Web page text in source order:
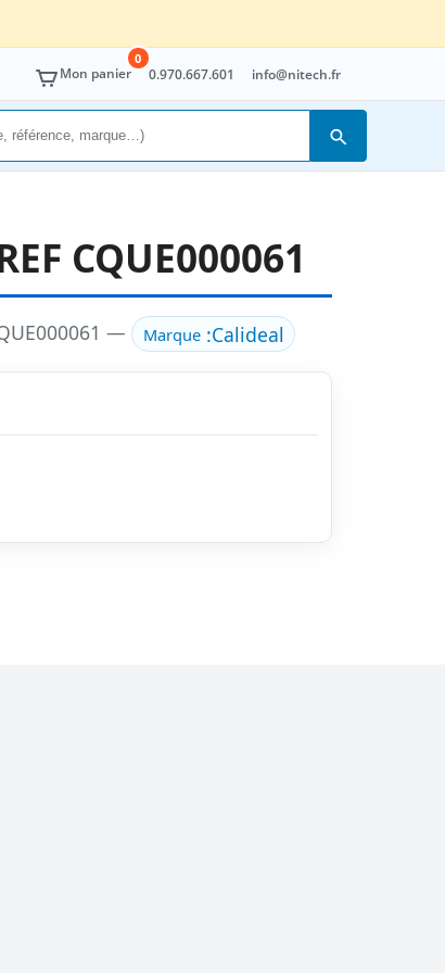
Mon panier
0
0.970.667.601 info@nitech.fr
Rechercher
CQUE000061
— Marque:Calideal